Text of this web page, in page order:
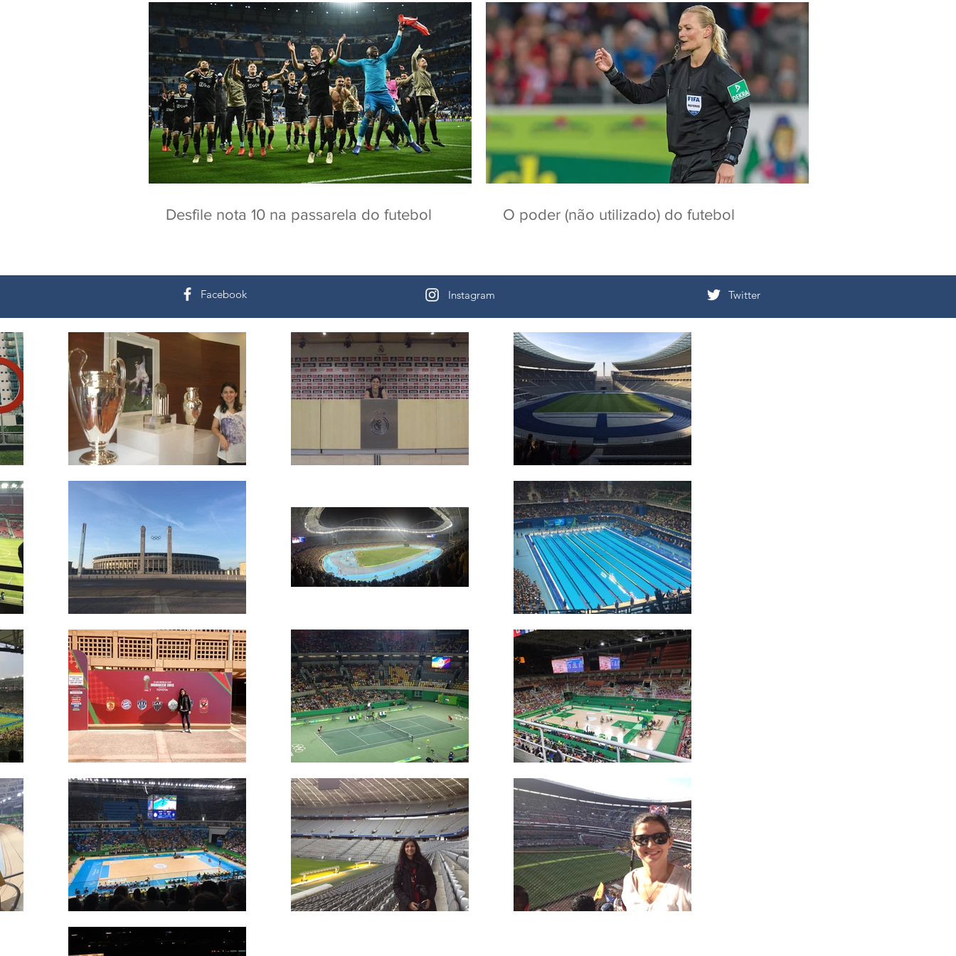
Desfile nota 10 na passarela do futebol O poder (não utilizado) do futebol
Facebook Instagram Twitter